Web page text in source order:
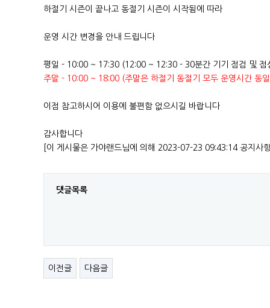
하절기 시즌이 끝나고 동절기 시즌이 시작됨에 따라
운영 시간 변경을 안내 드립니다
평일 - 10:00 ~ 17:30 (12:00 ~ 12:30 - 30분간 기기 점검 및 점
주말 - 10:00 ~ 18:00 (주말은 하절기 동절기 모두 운영시간 동
이점 참고하시어 이용에 불편함 없으시길 바랍니다
감사합니다
[이 게시물은 가야랜드님에 의해 2023-07-23 09:43:14 공지사
댓글목록
이전글 다음글